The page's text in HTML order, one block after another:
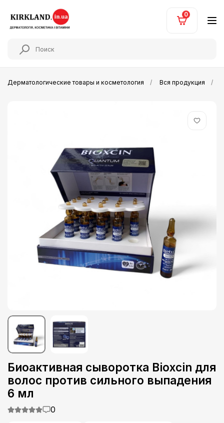
0
Дерматологические товары и косметология Вся продукция
Биоактивная сыворотка Bioxcin для
волос против сильного выпадения
6 мл
0